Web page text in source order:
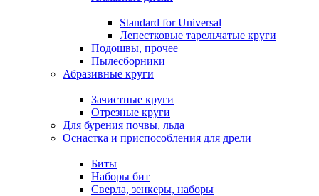
Standard for Universal
Лепестковые тарельчатые круги
Подошвы, прочее
Пылесборники
Абразивные круги
Зачистные круги
Отрезные круги
Для бурения почвы, льда
Оснастка и приспособления для дрели
Биты
Наборы бит
Сверла, зенкеры, наборы